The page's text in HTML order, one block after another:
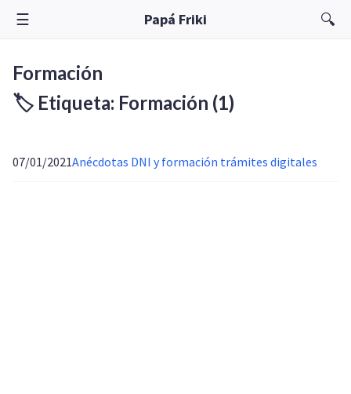
☰ Papá Friki 🔍
Formación
🏷️ Etiqueta: Formación (1)
07/01/2021Anécdotas DNI y formación trámites digitales